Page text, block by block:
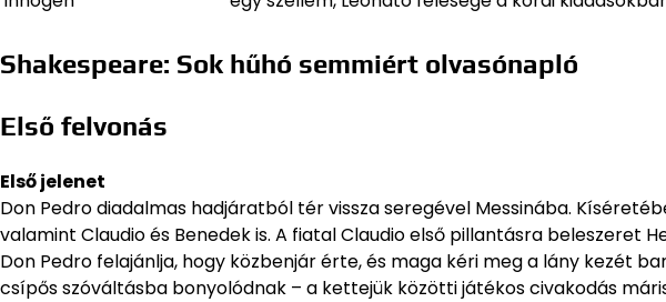
Shakespeare: Sok hűhó semmiért olvasónapló
Első felvonás
Első jelenet
Don Pedro diadalmas hadjáratból tér vissza seregével Messinába.
valamint Claudio és Benedek is. A fiatal Claudio első pillantásra beleszeret
Don Pedro felajánlja, hogy közbenjár érte, és maga kéri meg a lány kezét
csípős szóváltásba bonyolódnak – a kettejük közötti játékos civakodás